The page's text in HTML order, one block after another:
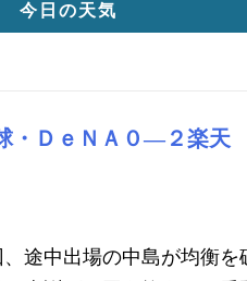
今日の天気
・ＤｅＮＡ０―２楽天
途中出場の中島が均衡を